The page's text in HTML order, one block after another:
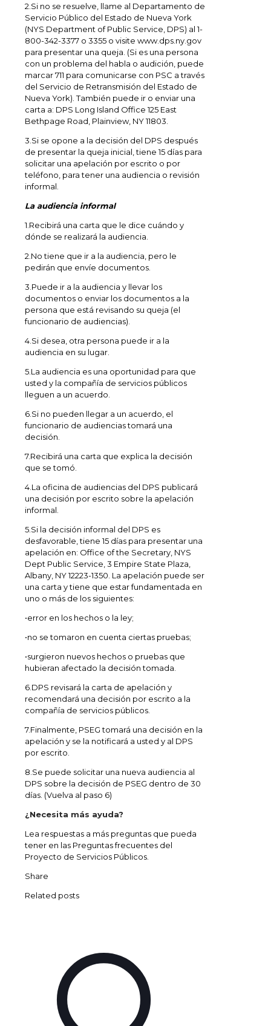
2.Si no se resuelve, llame al Departamento de
Servicio Público del Estado de Nueva York
(NYS Department of Public Service, DPS) al 1-
800-342-3377 o 3355 o visite www.dps.ny.gov
para presentar una queja. (Si es una persona
con un problema del habla o audición, puede
marcar 711 para comunicarse con PSC a través
del Servicio de Retransmisión del Estado de
Nueva York). También puede ir o enviar una
carta a: DPS Long Island Office 125 East
Bethpage Road, Plainview, NY 11803.
3.Si se opone a la decisión del DPS después
de presentar la queja inicial, tiene 15 días para
solicitar una apelación por escrito o por
teléfono, para tener una audiencia o revisión
informal.
La audiencia informal
1.Recibirá una carta que le dice cuándo y
dónde se realizará la audiencia.
2.No tiene que ir a la audiencia, pero le
pedirán que envíe documentos.
3.Puede ir a la audiencia y llevar los
documentos o enviar los documentos a la
persona que está revisando su queja (el
funcionario de audiencias).
4.Si desea, otra persona puede ir a la
audiencia en su lugar.
5.La audiencia es una oportunidad para que
usted y la compañía de servicios públicos
lleguen a un acuerdo.
6.Si no pueden llegar a un acuerdo, el
funcionario de audiencias tomará una
decisión.
7.Recibirá una carta que explica la decisión
que se tomó.
4.La oficina de audiencias del DPS publicará
una decisión por escrito sobre la apelación
informal.
5.Si la decisión informal del DPS es
desfavorable, tiene 15 días para presentar una
apelación en: Office of the Secretary, NYS
Dept Public Service, 3 Empire State Plaza,
Albany, NY 12223-1350. La apelación puede ser
una carta y tiene que estar fundamentada en
uno o más de los siguientes:
•error en los hechos o la ley;
•no se tomaron en cuenta ciertas pruebas;
•surgieron nuevos hechos o pruebas que
hubieran afectado la decisión tomada.
6.DPS revisará la carta de apelación y
recomendará una decisión por escrito a la
compañía de servicios públicos.
7.Finalmente, PSEG tomará una decisión en la
apelación y se la notificará a usted y al DPS
por escrito.
8.Se puede solicitar una nueva audiencia al
DPS sobre la decisión de PSEG dentro de 30
días. (Vuelva al paso 6)
¿Necesita más ayuda?
Lea respuestas a más preguntas que pueda
tener en las Preguntas frecuentes del
Proyecto de Servicios Públicos.
Share
Related posts